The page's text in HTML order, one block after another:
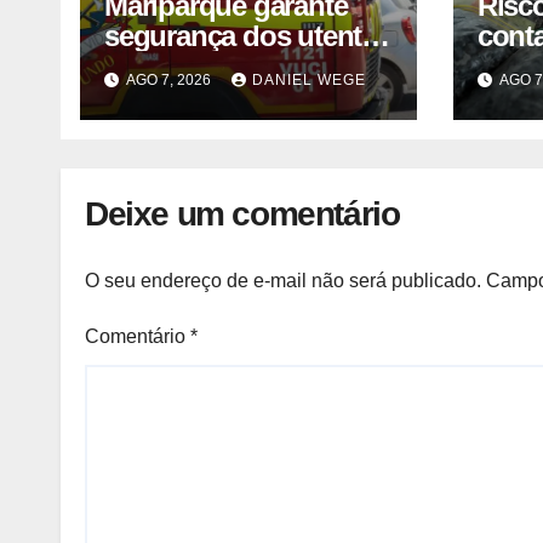
segurança dos utentes
após acidente –
Observador
AGO 7, 2026 DANIEL WEGE AGO
Deixe um comentário
O seu endereço de e-mail não será publicado.
Comentário *